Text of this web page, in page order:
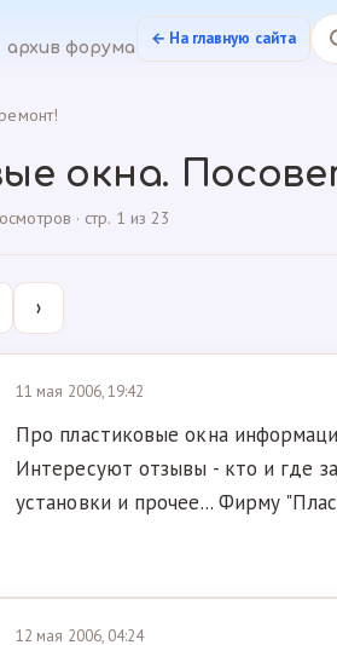
архив форума ← На главную сайта
окна.
· стр. 1 из 23
›
11 мая 2006, 19:42
Про пластиковые окна
Интересуют отзывы - кто и где
установки и прочее... Фирму
12 мая 2006, 04:24